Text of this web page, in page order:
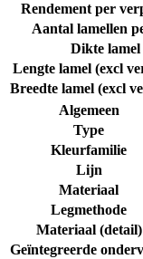
Rendement per
Aantal lamellen
Dikte lamel
Lengte lamel (excl
Breedte lamel (excl
Algemeen
Type
Kleurfamilie
Lijn
Materiaal
Legmethode
Materiaal (detail)
Geïntegreerde